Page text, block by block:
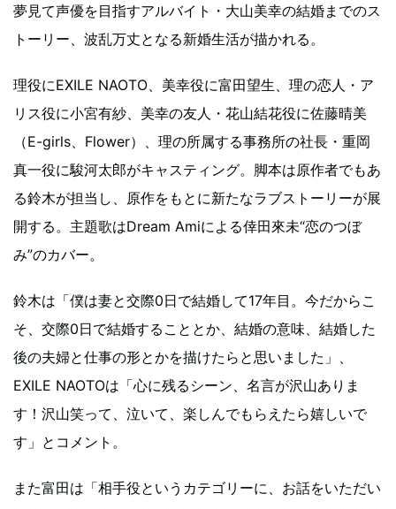
夢見て声優を目指すアルバイト・大山美幸の結婚までのス
トーリー、波乱万丈となる新婚生活が描かれる。
理役にEXILE NAOTO、美幸役に富田望生、理の恋人・ア
リス役に小宮有紗、美幸の友人・花山結花役に佐藤晴美
（E-girls、Flower）、理の所属する事務所の社長・重岡
真一役に駿河太郎がキャスティング。脚本は原作者でもあ
る鈴木が担当し、原作をもとに新たなラブストーリーが展
開する。主題歌はDream Amiによる倖田來未“恋のつぼ
み”のカバー。
鈴木は「僕は妻と交際0日で結婚して17年目。今だからこ
そ、交際0日で結婚することとか、結婚の意味、結婚した
後の夫婦と仕事の形とかを描けたらと思いました」、
EXILE NAOTOは「心に残るシーン、名言が沢山ありま
す！沢山笑って、泣いて、楽しんでもらえたら嬉しいで
す」とコメント。
また富田は「相手役というカテゴリーに、お話をいただい